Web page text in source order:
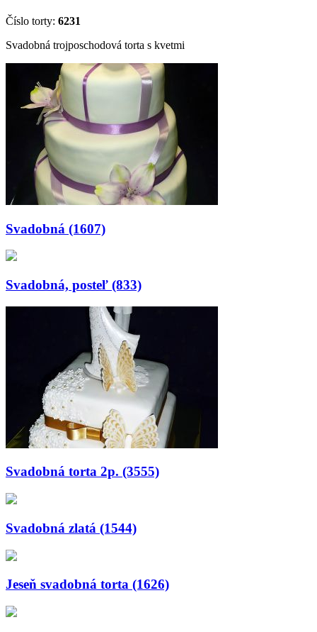
Číslo torty: 6231
Svadobná trojposchodová torta s kvetmi
Svadobná (1607)
Svadobná, posteľ (833)
Svadobná torta 2p. (3555)
Svadobná zlatá (1544)
Jeseň svadobná torta (1626)